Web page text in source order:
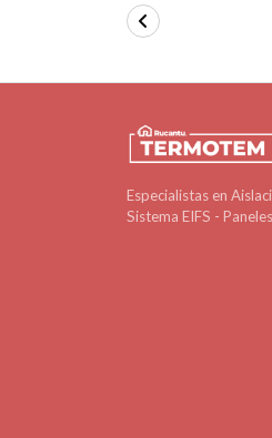
Especialistas en
Sistema EIFS -